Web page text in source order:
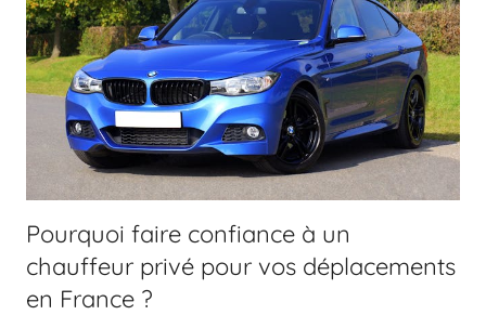
Pourquoi faire confiance à un
chauffeur privé pour vos déplacements
en France ?